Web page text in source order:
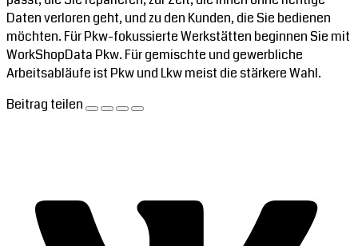
Daten verloren geht, und zu den Kunden, die Sie bedienen
möchten. Für Pkw-fokussierte Werkstätten beginnen Sie mit
WorkShopData Pkw. Für gemischte und gewerbliche
Arbeitsabläufe ist Pkw und Lkw meist die stärkere Wahl.
Beitrag teilen